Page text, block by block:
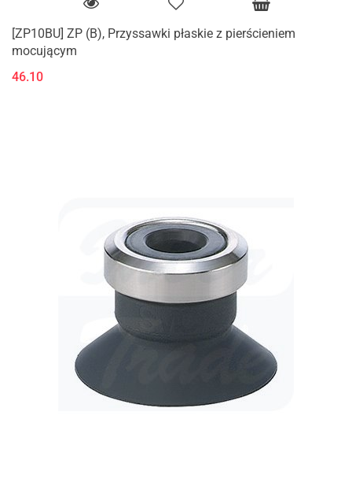
[ZP10BU] ZP (B), Przyssawki płaskie z pierścieniem
mocującym
46.10